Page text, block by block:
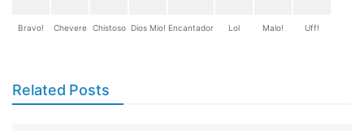
Bravo! Chevere Chistoso Dios Mio! Encantador Lol Malo! Uff!
Related Posts